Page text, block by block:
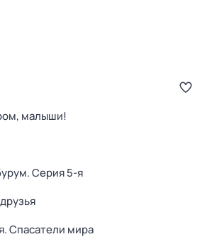
малыши!
. Серия 5-я
Спасатели мира